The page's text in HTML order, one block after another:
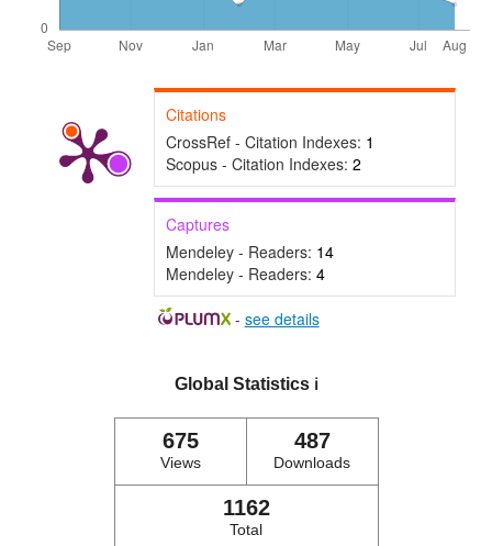
Citations
CrossRef - Citation Indexes: 1
Scopus - Citation Indexes: 2
Captures
Mendeley - Readers: 14
Mendeley - Readers: 4
- see details
Global Statistics ℹ️
675
Views
487
Downloads
1162
Total